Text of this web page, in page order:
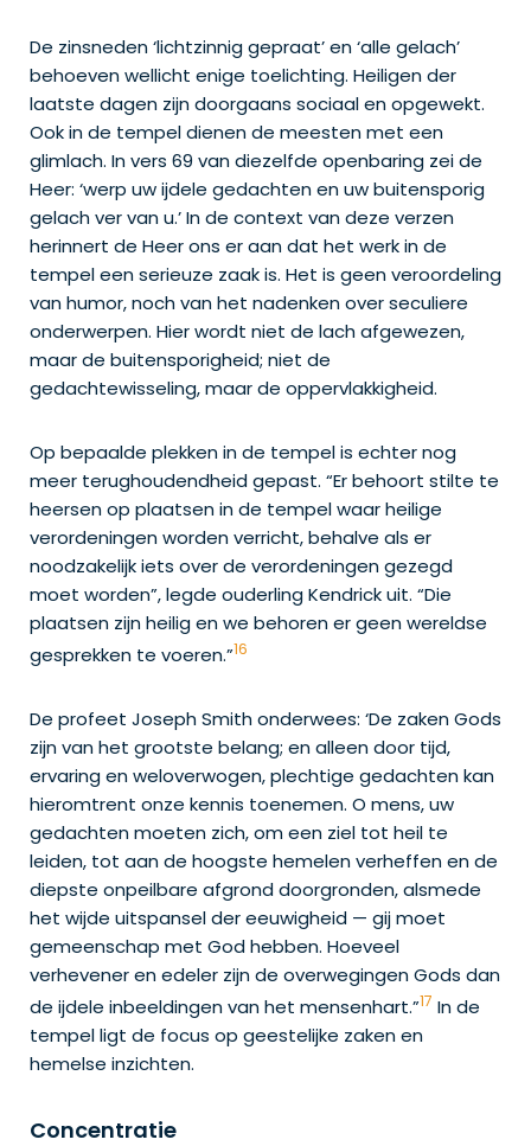
De zinsneden ‘lichtzinnig gepraat’ en ‘alle gelach’
behoeven wellicht enige toelichting. Heiligen der
laatste dagen zijn doorgaans sociaal en opgewekt.
Ook in de tempel dienen de meesten met een
glimlach. In vers 69 van diezelfde openbaring zei de
Heer: ‘werp uw ijdele gedachten en uw buitensporig
gelach ver van u.’ In de context van deze verzen
herinnert de Heer ons er aan dat het werk in de
tempel een serieuze zaak is. Het is geen veroordeling
van humor, noch van het nadenken over seculiere
onderwerpen. Hier wordt niet de lach afgewezen,
maar de buitensporigheid; niet de
gedachtewisseling, maar de oppervlakkigheid.
Op bepaalde plekken in de tempel is echter nog
meer terughoudendheid gepast. “Er behoort stilte te
heersen op plaatsen in de tempel waar heilige
verordeningen worden verricht, behalve als er
noodzakelijk iets over de verordeningen gezegd
moet worden”, legde ouderling Kendrick uit. “Die
plaatsen zijn heilig en we behoren er geen wereldse
gesprekken te voeren.”16
De profeet Joseph Smith onderwees: ‘De zaken Gods
zijn van het grootste belang; en alleen door tijd,
ervaring en weloverwogen, plechtige gedachten kan
hieromtrent onze kennis toenemen. O mens, uw
gedachten moeten zich, om een ziel tot heil te
leiden, tot aan de hoogste hemelen verheffen en de
diepste onpeilbare afgrond doorgronden, alsmede
het wijde uitspansel der eeuwigheid — gij moet
gemeenschap met God hebben. Hoeveel
verhevener en edeler zijn de overwegingen Gods dan
de ijdele inbeeldingen van het mensenhart.”17 In de
tempel ligt de focus op geestelijke zaken en
hemelse inzichten.
Concentratie